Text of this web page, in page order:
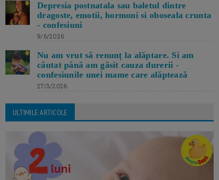
Depresia postnatala sau baletul dintre
dragoste, emotii, hormoni si oboseala crunta
- confesiuni
9/6/2026
Nu am vrut să renunț la alăptare. Si am
căutat până am găsit cauza durerii -
confesiunile unei mame care alăptează
27/3/2026
ULTIMILE ARTICOLE